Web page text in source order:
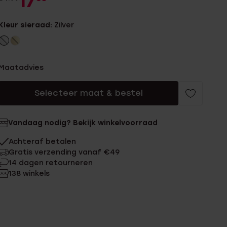
sieraad: Zilver
Selecteer maat & bestel
Vandaag nodig? Bekijk winkelvoorraad
Achteraf betalen
Gratis verzending vanaf €49
14 dagen retourneren
138 winkels